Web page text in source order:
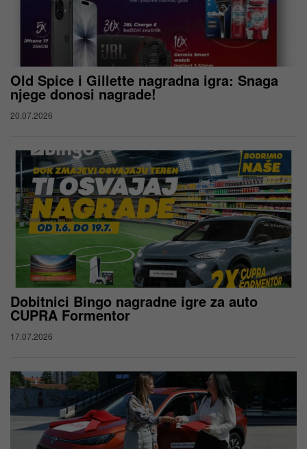
Old Spice i Gillette nagradna igra: Snaga
njege donosi nagrade!
20.07.2026
Dobitnici Bingo nagradne igre za auto
CUPRA Formentor
17.07.2026